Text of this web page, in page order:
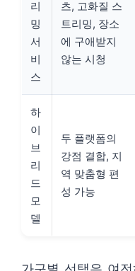
리
밍
서
비
스
츠, 고화질 스
트리밍, 장소
에 구애받지
않는 시청
하
이
브
리
드
모
델
두 플랫폼의
강점 결합, 지
역 맞춤형 편
성 가능